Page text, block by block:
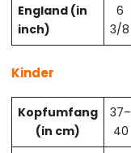
England (in
inch)
6
3/8
Kinder
Kopfumfang
(in cm)
37–
40